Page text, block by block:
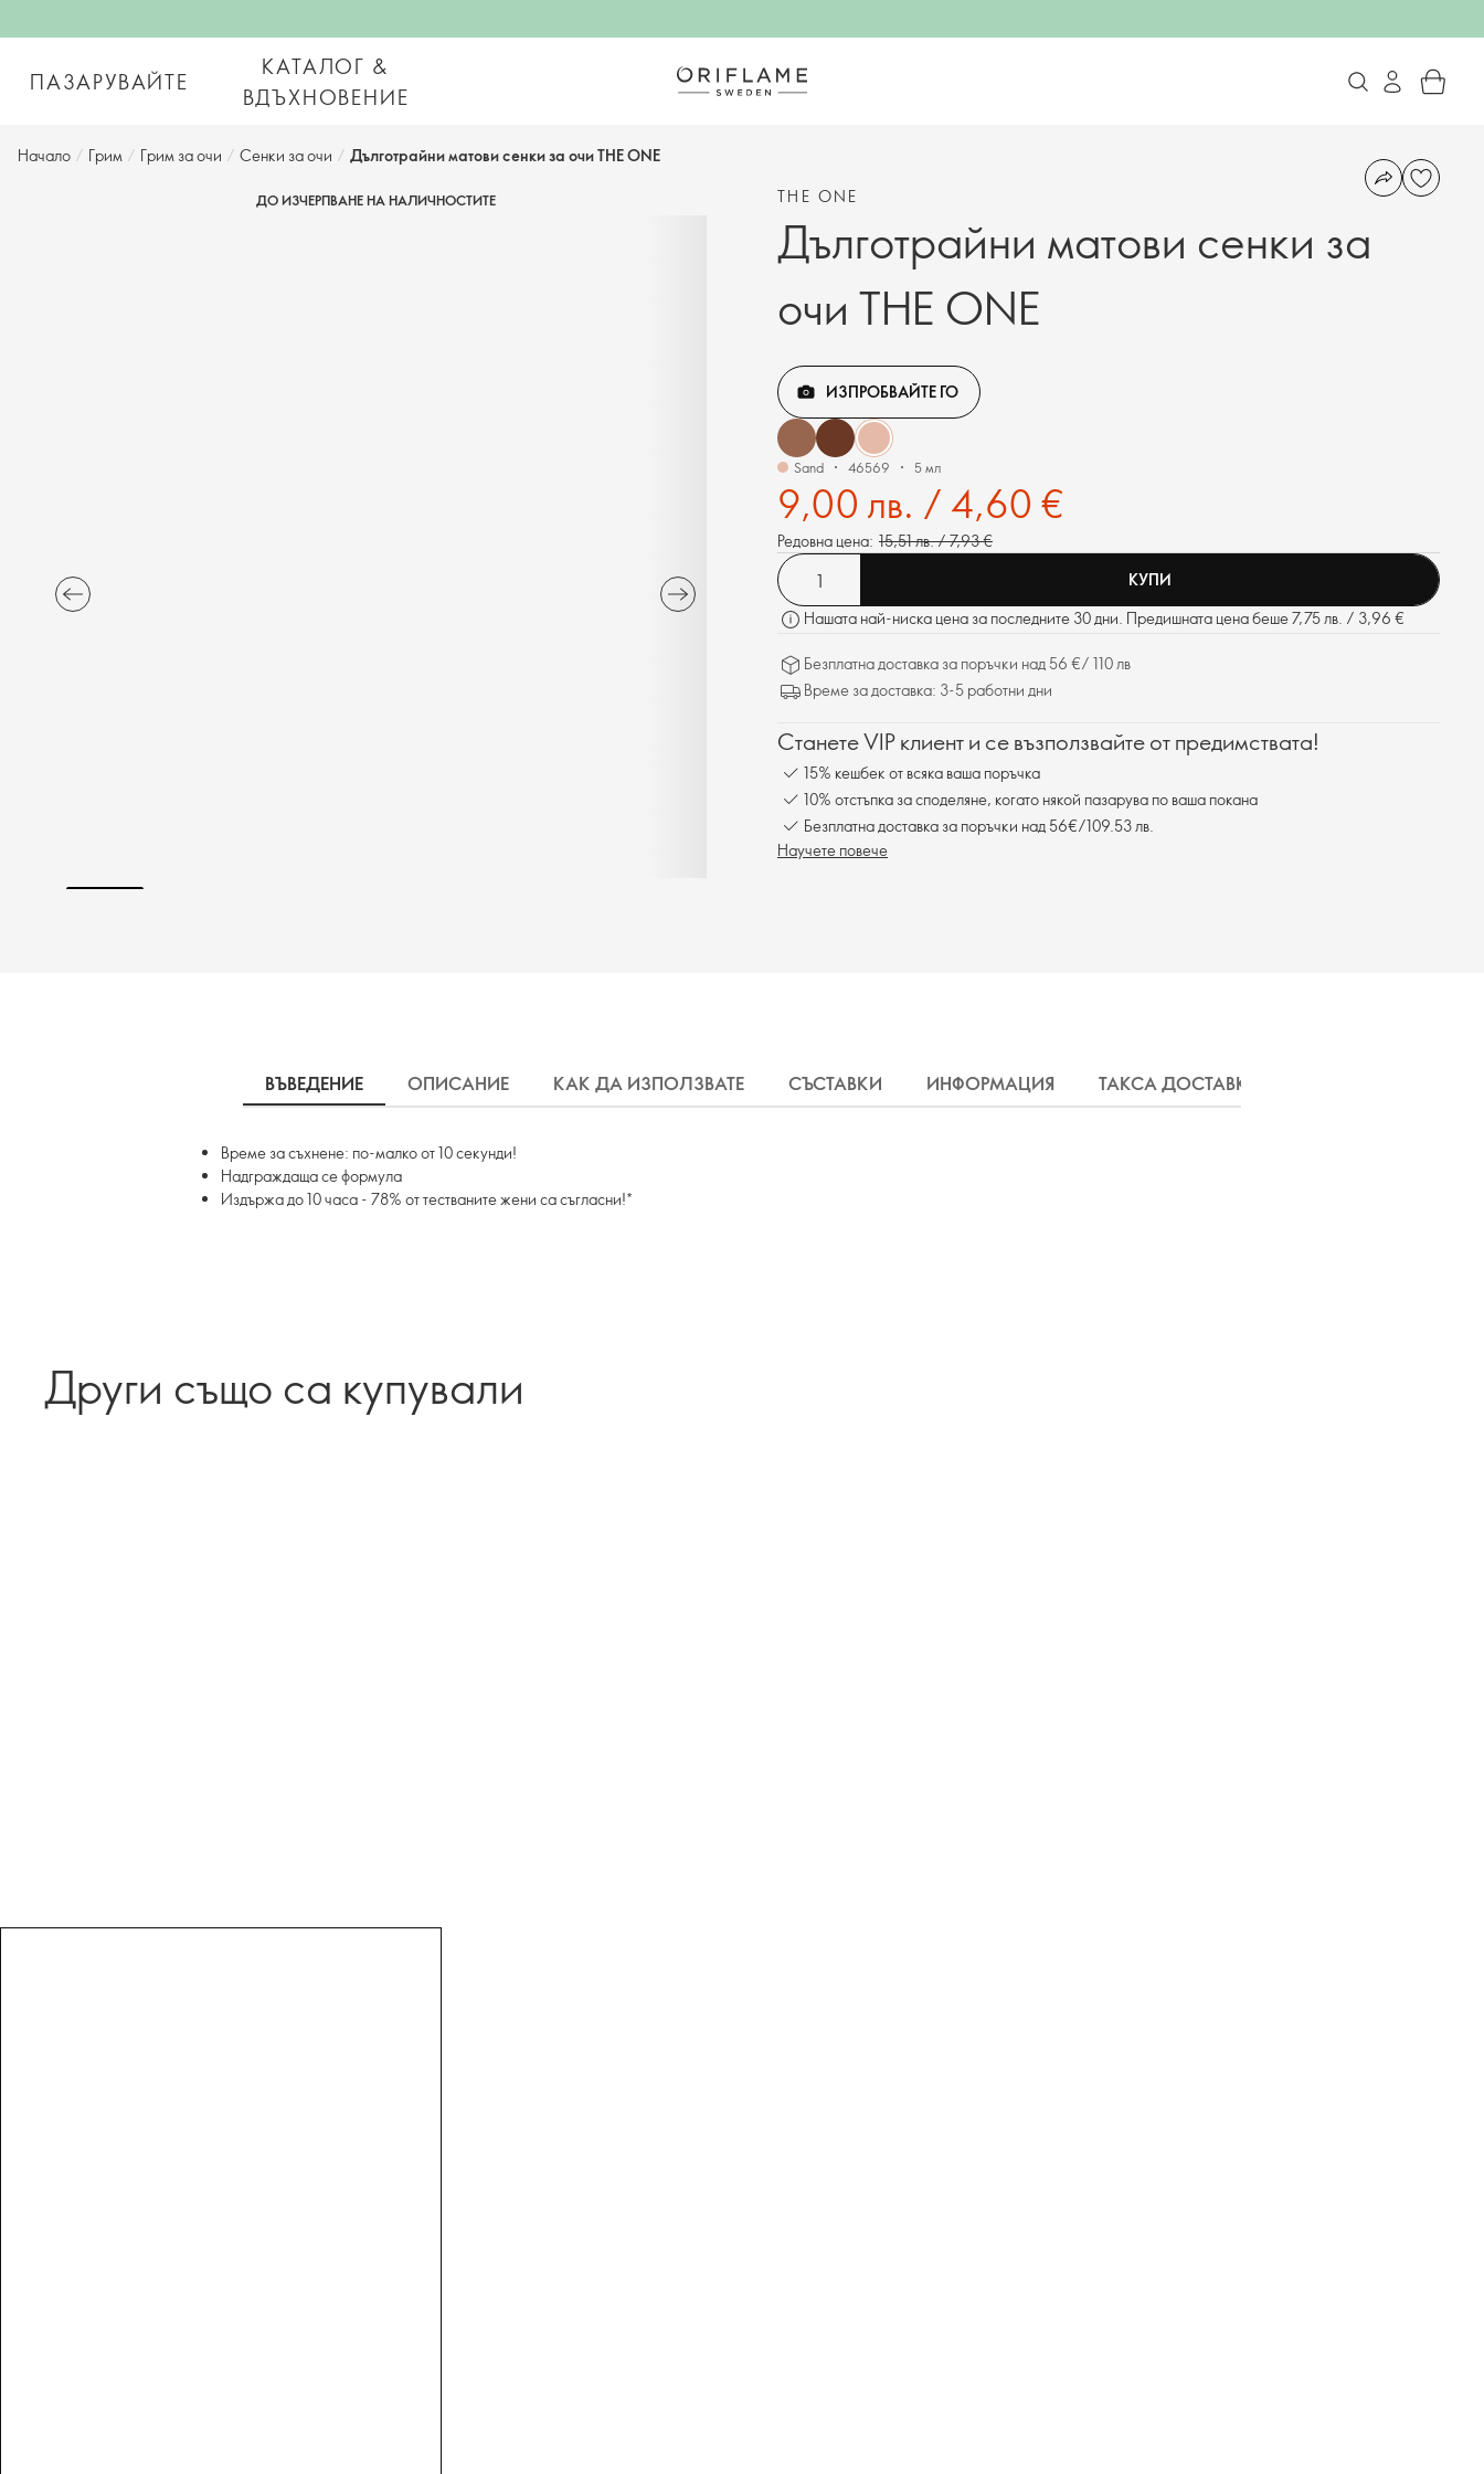
ПАЗАРУВАЙТЕ
КАТАЛОГ &
ВДЪХНОВЕНИЕ
Начало / Грим / Грим за очи / Сенки за очи / Дълготрайни матови сенки за очи THE ONE
ДО ИЗЧЕРПВАНЕ НА НАЛИЧНОСТИТЕ THE ONE
Дълготрайни матови сенки за
очи THE ONE
ИЗПРОБВАЙТЕ ГО
Sand 46569 5 мл
9,00 лв. / 4,60 €
Редовна цена: 15,51 лв. / 7,93 €
КУПИ
Нашата най-ниска цена за последните 30 дни. Предишната цена беше 7,75 лв. / 3,96 €
Безплатна доставка за поръчки над 56 €/ 110 лв
Време за доставка: 3-5 работни дни
Станете VIP клиент и се възползвайте от предимствата!
15% кешбек от всяка ваша поръчка
10% отстъпка за споделяне, когато някой пазарува по ваша покана
Безплатна доставка за поръчки над 56€/109.53 лв.
Научете повече
ВЪВЕДЕНИЕ ОПИСАНИЕ КАК ДА ИЗПОЛЗВАТЕ СЪСТАВКИ ИНФОРМАЦИЯ ТАКСА ДОСТАВКА
Време за съхнене: по-малко от 10 секунди!
Надграждаща се формула
Издържа до 10 часа - 78% от тестваните жени са съгласни!*
Други също са купували